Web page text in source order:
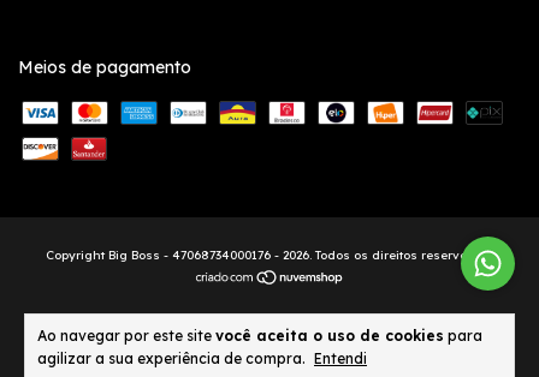
Ao navegar por este site você aceita o uso de cookies para
agilizar a sua experiência de compra. Entendi
Meios de pagamento
Copyright Big Boss - 47068734000176 - 2026. Todos os direitos reservados.